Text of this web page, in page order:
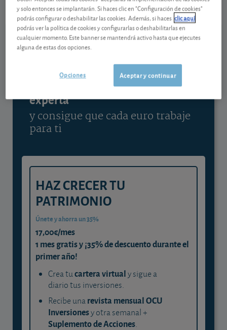
Ver detalladamente
Contenido reservado a SOCIOS
Gestiona tu dinero con visión
experta
y consigue que cada euro trabaje
para ti
HAZ CRECER TU
PATRIMONIO
Únete y ahorra un 35%
17,00€/mes
1 mes gratis y ¡35% de descuento durante el
primer año!
Crea tucartera virtualy sigue a
diario tus inversiones.
Recibe unarevista mensual OCU
Inversionesy otra semanal +
Suplemento de Acciones.
y solo entonces se implantarán. Si haces clic en "Configuración de cookies"
podrás configurar o deshabilitar las cookies. Además, si haces clic aquí
podrás ver la política de cookies y configurarlas o deshabilitarlas en
cualquier momento. Este banner se mantendrá activo hasta que ejecutes
alguna de estas dos opciones.
Aceptar y continuar
Opciones